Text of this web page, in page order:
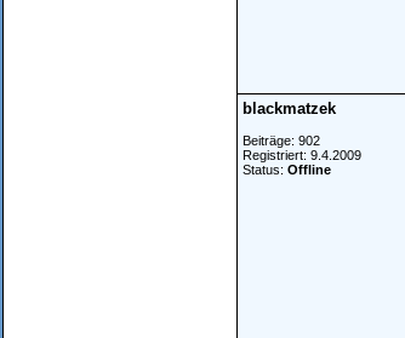
blackmatzek
Beiträge: 902
Registriert: 9.4.2009
Status: Offline